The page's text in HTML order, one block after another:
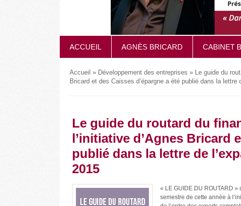
ACCUEIL AGNÈS BRICARD CABINET
Accueil » Développement des entreprises » Le guide du
Bricard et des Caisses d’épargne a été publié dans la lettre
Le guide du routard du
l’initiative d’Agnes Bricard
publié dans la lettre de
2015
« LE GUIDE DU ROUTARD
semestre de cette année à